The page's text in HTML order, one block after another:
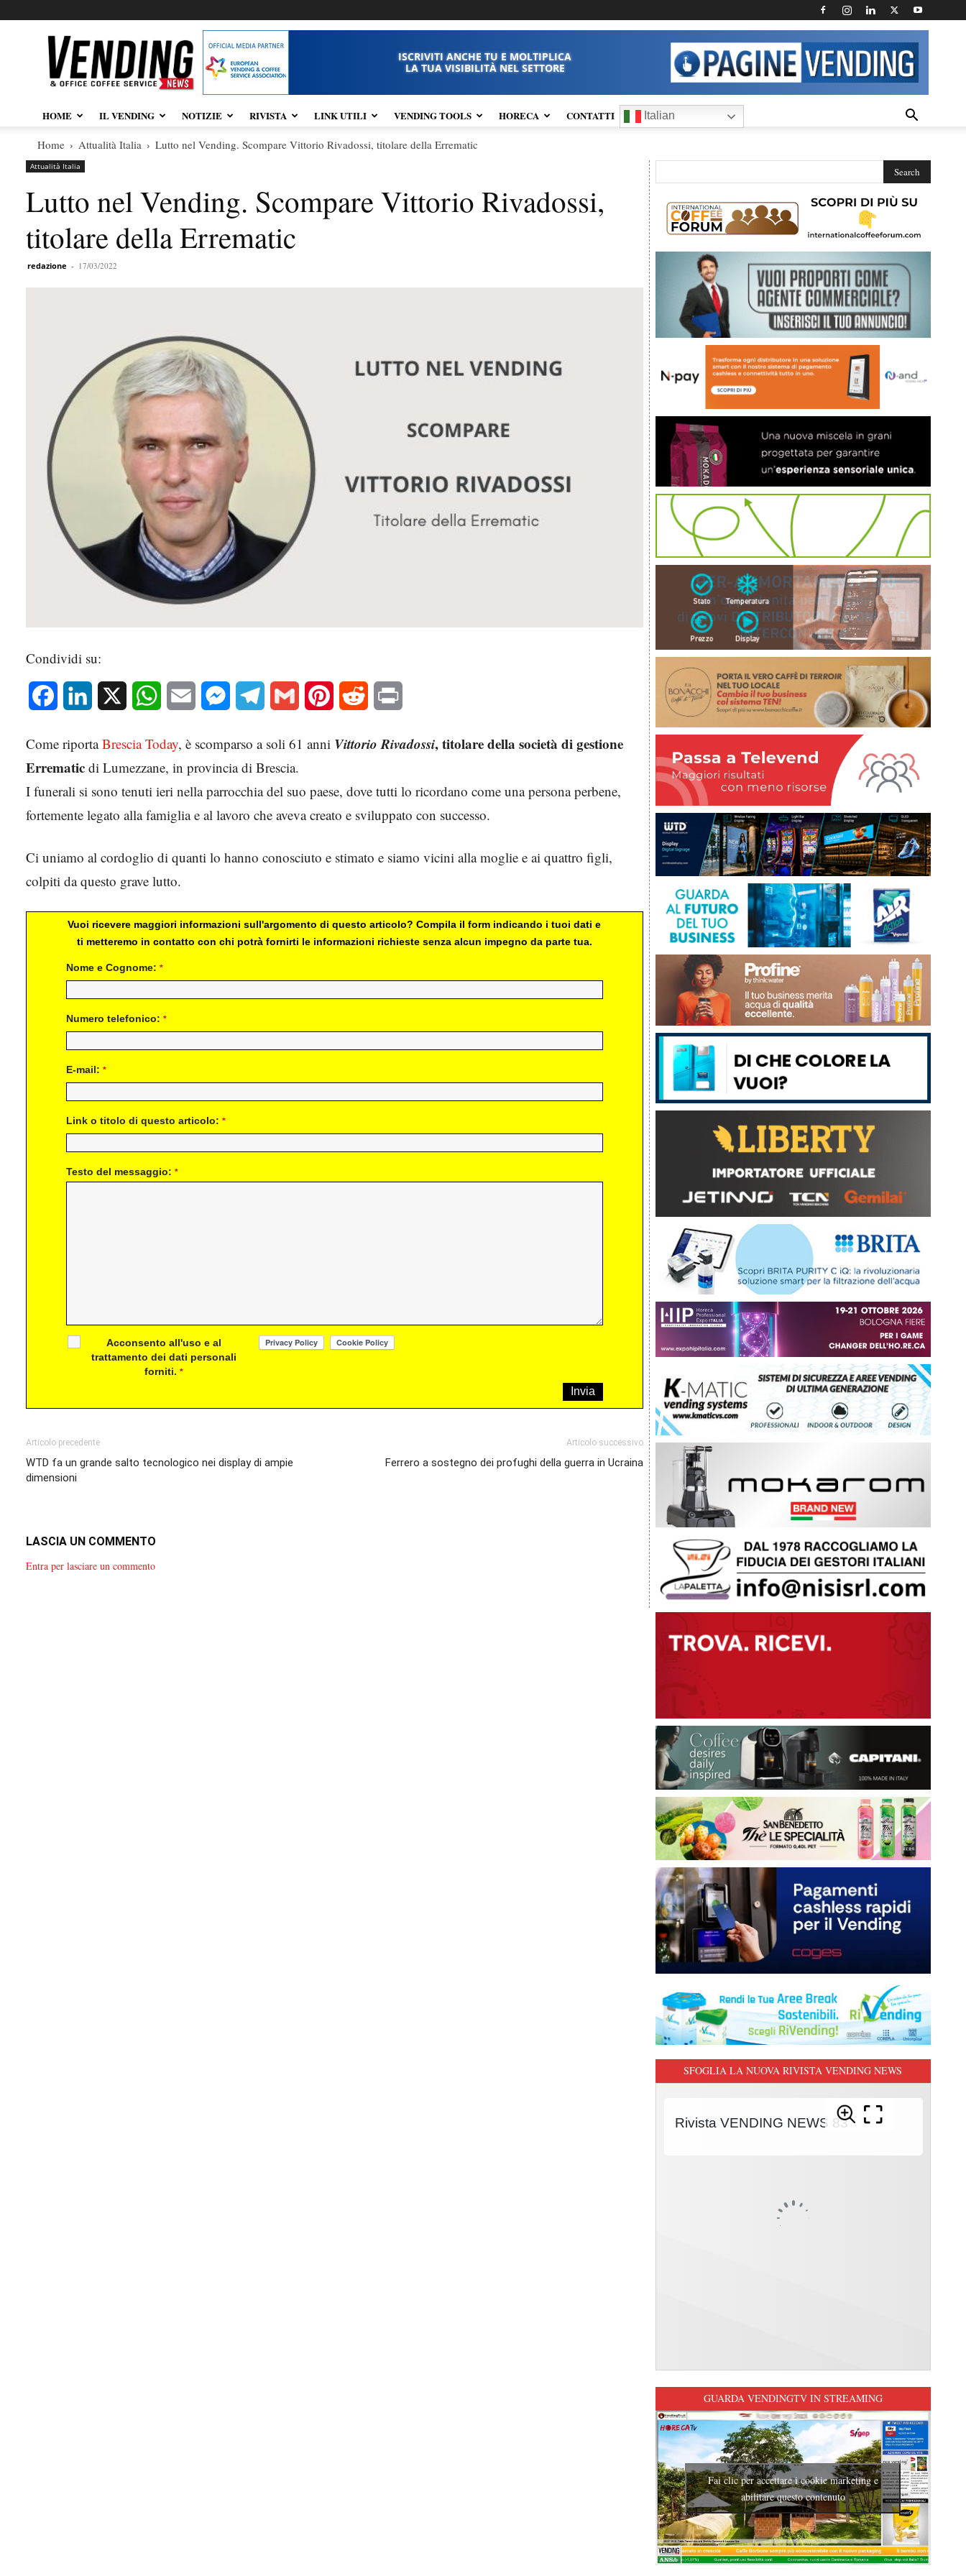
Vendingnews.it
ISCRIVITI ANCHE TU E MOLTIPLICA
LA TUA VISIBILITÀ NEL SETTORE
HOME IL VENDING NOTIZIE RIVISTA LINK UTILI VENDING TOOLS HORECA CONTATTI Italian
Home Attualità Italia Lutto nel Vending. Scompare Vittorio Rivadossi, titolare della Errematic
Attualità Italia
Lutto nel Vending. Scompare Vittorio Rivadossi,
titolare della Errematic
redazione - 17/03/2022
Condividi su:
Facebook LinkedIn WhatsAppEmail MessengerTelegram Gmail Pinterest Reddit
Come riportaBrescia Today, è scomparso a soli 61 anni Vittorio Rivadossi, titolare della società di gestione
Errematic di Lumezzane, in provincia di Brescia.
I funerali si sono tenuti ieri nella parrocchia del suo paese, dove tutti lo ricordano come una persona perbene,
fortemente legato alla famiglia e al lavoro che aveva creato e sviluppato con successo.
Ci uniamo al cordoglio di quanti lo hanno conosciuto e stimato e siamo vicini alla moglie e ai quattro figli,
colpiti da questo grave lutto.
Vuoi ricevere maggiori informazioni sull'argomento di questo articolo? Compila il form indicando i tuoi dati e
ti metteremo in contatto con chi potrà fornirti le informazioni richieste senza alcun impegno da parte tua.
Nome e Cognome: *
Numero telefonico: *
E-mail: *
Link o titolo di questo articolo: *
Testo del messaggio: *
Acconsento all'uso e al
trattamento dei dati personali
forniti.*
Articolo precedente
WTD fa un grande salto tecnologico nei display di ampie
dimensioni
Articolo successivo
Ferrero a sostegno dei profughi della guerra in Ucraina
LASCIA UN COMMENTO
Entra per lasciare un commento
SFOGLIA LA NUOVA RIVISTA VENDING NEWS
GUARDA VENDINGTV IN STREAMING
Fai clic per accettare i cookie marketing e
abilitare questo contenuto